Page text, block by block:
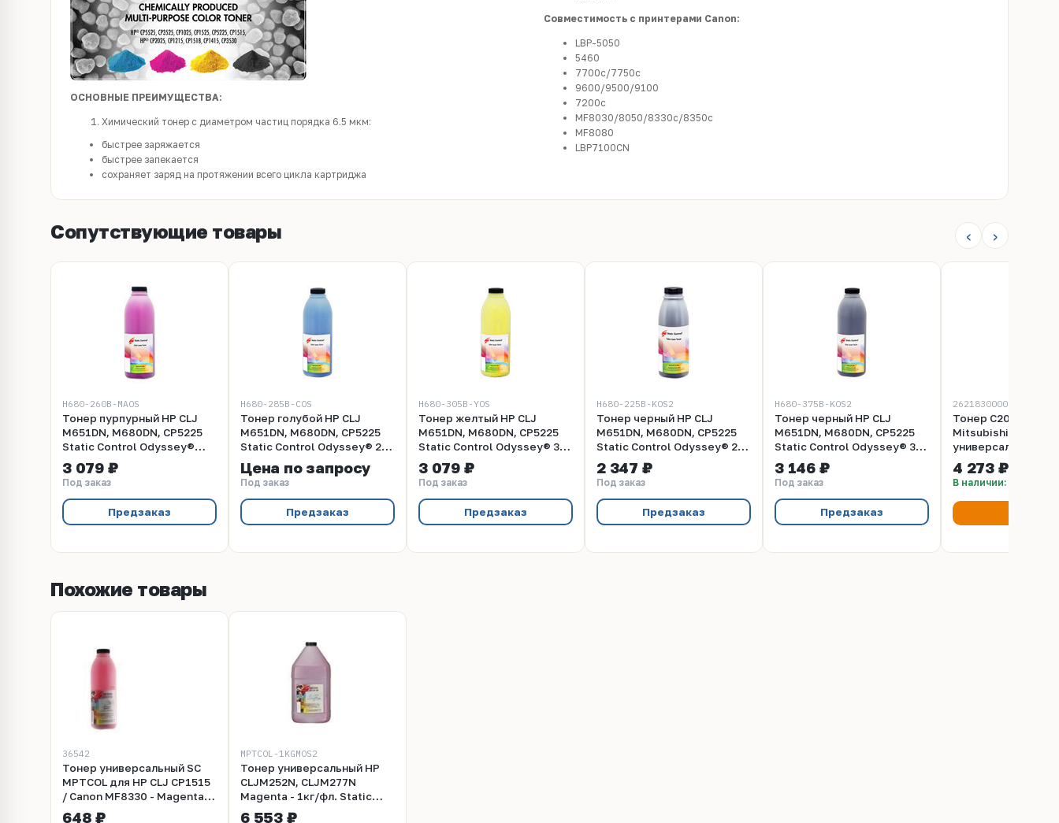
ОСНОВНЫЕ ПРЕИМУЩЕСТВА:
Химический тонер с диаметром частиц порядка 6.5 мкм:
быстрее заряжается
быстрее запекается
сохраняет заряд на протяжении всего цикла картриджа
Совместимость с принтерами Canon:
LBP-5050
5460
7700c/7750c
9600/9500/9100
7200c
MF8030/8050/8330c/8350c
MF8080
LBP7100CN
Сопутствующие товары ‹ ›
H680-260B-MAOS
Тонер пурпурный HP CLJ
M651DN, M680DN, CP5225
Static Control Odyssey®
260 гр
3 079 ₽
Под заказ
Предзаказ
H680-285B-COS
Тонер голубой HP CLJ
M651DN, M680DN, CP5225
Static Control Odyssey® 285
гр
Цена по запросу
Под заказ
Предзаказ
H680-305B-YOS
Тонер желтый HP CLJ
M651DN, M680DN, CP5225
Static Control Odyssey® 305
гр
3 079 ₽
Под заказ
Предзаказ
H680-225B-KOS2
Тонер черный HP CLJ
M651DN, M680DN, CP5225
Static Control Odyssey® 225
гр
2 347 ₽
Под заказ
Предзаказ
H680-375B-KOS2
Тонер черный HP CLJ
M651DN, M680DN, CP5225
Static Control Odyssey® 375
гр
3 146 ₽
Под заказ
Предзаказ
2621830000
Тонер C20DG
Mitsubishi/MKI
универсальный
HP 1 кг. Gold ATM
4 273 ₽
В наличии: 35 шт
Похожие товары
36542
Тонер универсальный SC
MPTCOL для HP CLJ CP1515
/ Canon MF8330 - Magenta
(SC) 100 г/фл.
648 ₽
MPTCOL-1KGMOS2
Тонер универсальный HP
CLJM252N, CLJM277N
Magenta - 1кг/фл. Static
Control Odyssey 2 версия
6 553 ₽